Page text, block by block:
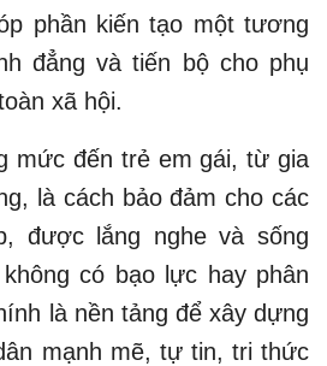
phần kiến tạo một tương
đẳng và tiến bộ cho phụ
xã hội.
mức đến trẻ em gái, từ gia
là cách bảo đảm cho các
được lắng nghe và sống
có bạo lực hay phân
là nền tảng để xây dựng
mạnh mẽ, tự tin, tri thức